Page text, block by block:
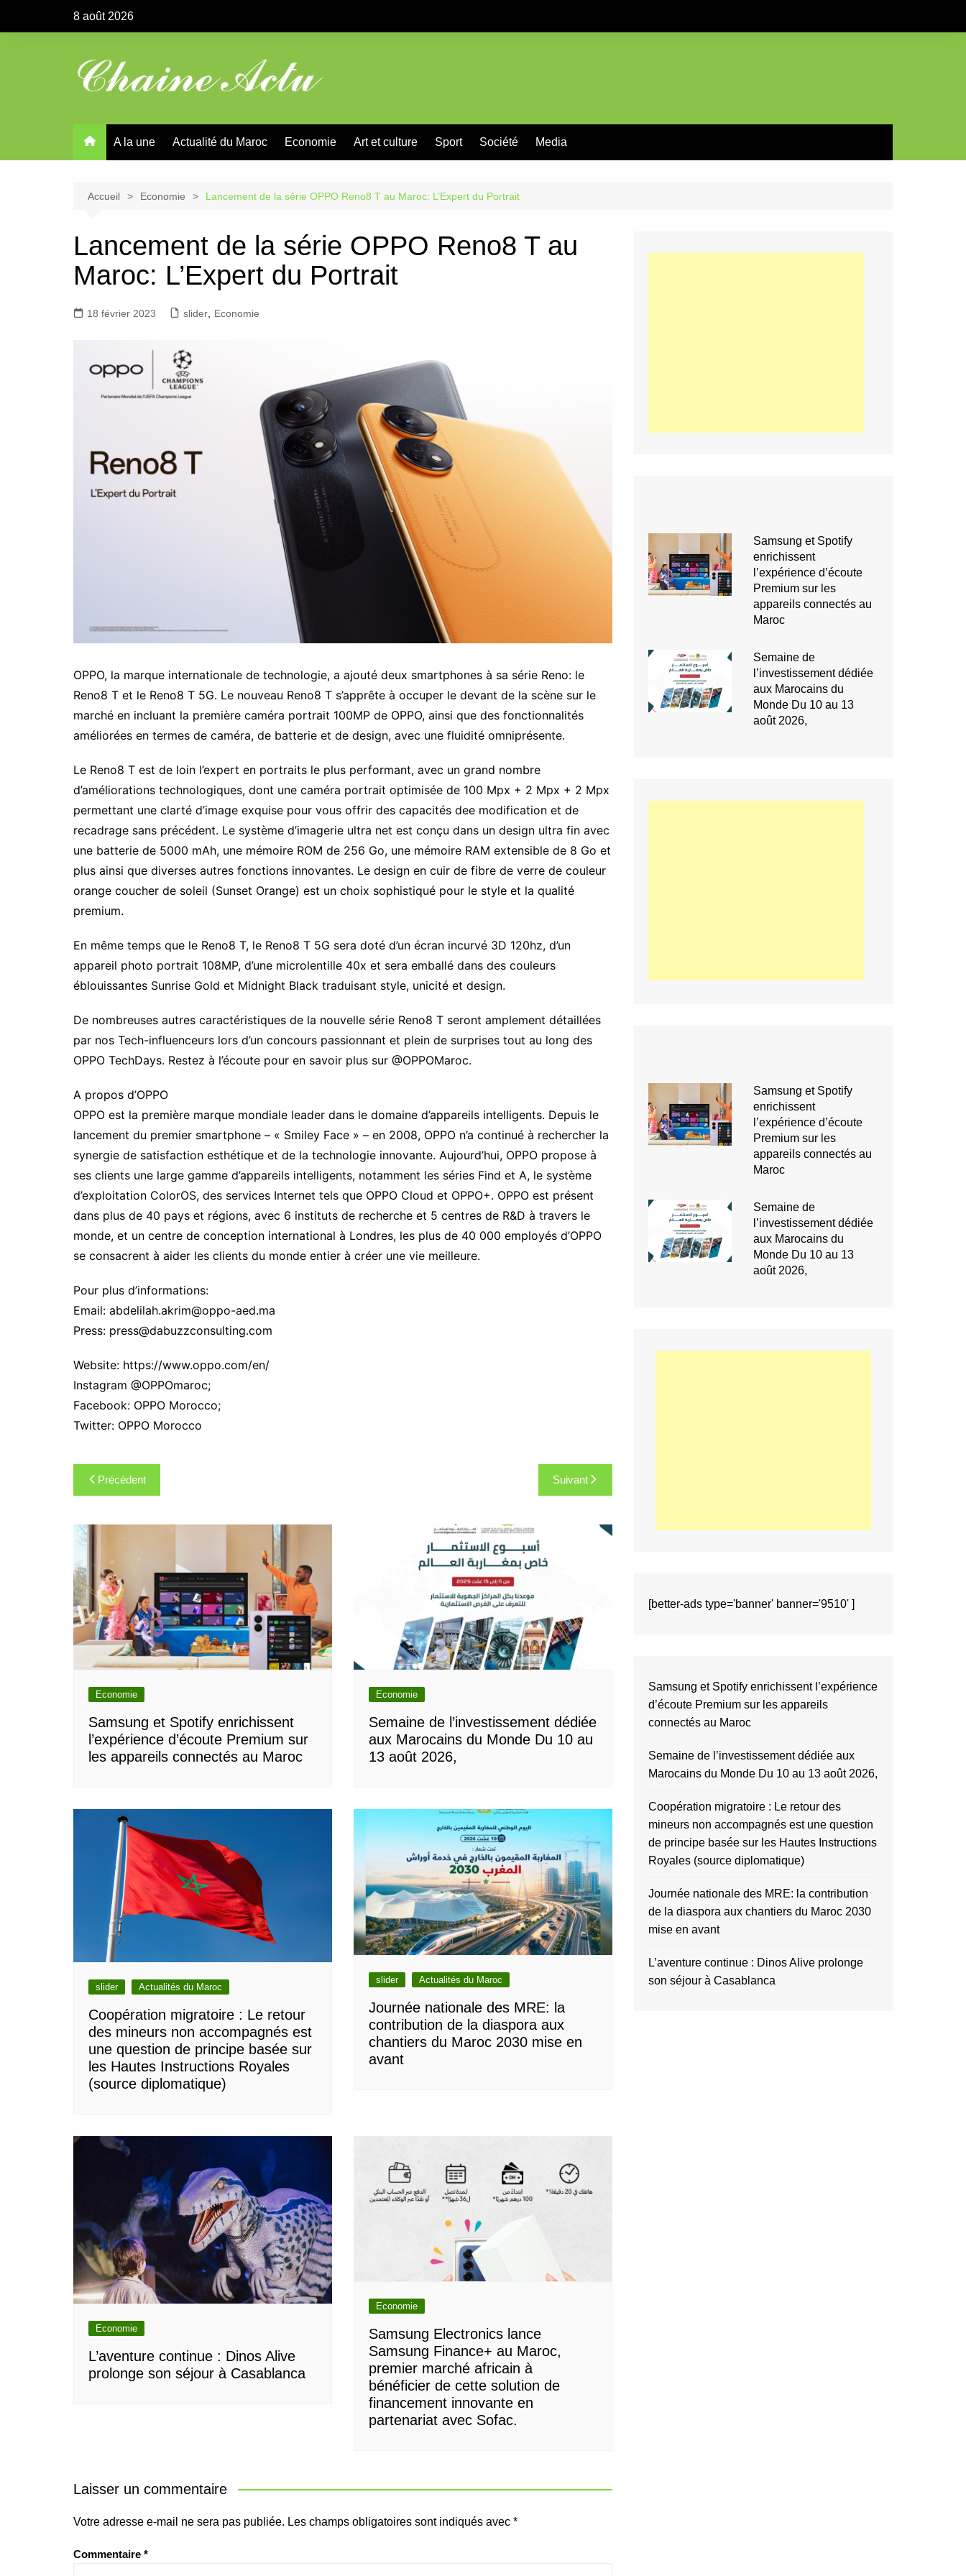
8 août 2026
A la une Actualité du Maroc Economie Art et culture Sport Société Media
Accueil Economie Lancement de la série OPPO Reno8 T au Maroc: L’Expert du Portrait
Lancement de la série OPPO Reno8 T au
Maroc: L’Expert du Portrait
18 février 2023 slider Economie
OPPO, la marque internationale de technologie, a ajouté deux smartphones à sa série Reno: le
Reno8 T et le Reno8 T 5G. Le nouveau Reno8 T s’apprête à occuper le devant de la scène sur le
marché en incluant la première caméra portrait 100MP de OPPO, ainsi que des fonctionnalités
améliorées en termes de caméra, de batterie et de design, avec une fluidité omniprésente.
Le Reno8 T est de loin l’expert en portraits le plus performant, avec un grand nombre
d’améliorations technologiques, dont une caméra portrait optimisée de 100 Mpx + 2 Mpx + 2 Mpx
permettant une clarté d’image exquise pour vous offrir des capacités dee modification et de
recadrage sans précédent. Le système d’imagerie ultra net est conçu dans un design ultra fin avec
une batterie de 5000 mAh, une mémoire ROM de 256 Go, une mémoire RAM extensible de 8 Go et
plus ainsi que diverses autres fonctions innovantes. Le design en cuir de fibre de verre de couleur
orange coucher de soleil (Sunset Orange) est un choix sophistiqué pour le style et la qualité
premium.
En même temps que le Reno8 T, le Reno8 T 5G sera doté d’un écran incurvé 3D 120hz, d’un
appareil photo portrait 108MP, d’une microlentille 40x et sera emballé dans des couleurs
éblouissantes Sunrise Gold et Midnight Black traduisant style, unicité et design.
De nombreuses autres caractéristiques de la nouvelle série Reno8 T seront amplement détaillées
par nos Tech-influenceurs lors d’un concours passionnant et plein de surprises tout au long des
OPPO TechDays. Restez à l’écoute pour en savoir plus sur @OPPOMaroc.
A propos d’OPPO
OPPO est la première marque mondiale leader dans le domaine d’appareils intelligents. Depuis le
lancement du premier smartphone – « Smiley Face » – en 2008, OPPO n’a continué à rechercher la
synergie de satisfaction esthétique et de la technologie innovante. Aujourd’hui, OPPO propose à
ses clients une large gamme d’appareils intelligents, notamment les séries Find et A, le système
d’exploitation ColorOS, des services Internet tels que OPPO Cloud et OPPO+. OPPO est présent
dans plus de 40 pays et régions, avec 6 instituts de recherche et 5 centres de R&D à travers le
monde, et un centre de conception international à Londres, les plus de 40 000 employés d’OPPO
se consacrent à aider les clients du monde entier à créer une vie meilleure.
Pour plus d’informations:
Email: abdelilah.akrim@oppo-aed.ma
Press: press@dabuzzconsulting.com
Website: https://www.oppo.com/en/
Instagram @OPPOmaroc;
Facebook: OPPO Morocco;
Twitter: OPPO Morocco
Navigation
de
l’article
Précédent Suivant
Economie
Samsung et Spotify enrichissent
l’expérience d’écoute Premium sur
les appareils connectés au Maroc
Economie
Semaine de l’investissement dédiée
aux Marocains du Monde Du 10 au
13 août 2026,
slider Actualités du Maroc
Coopération migratoire : Le retour
des mineurs non accompagnés est
une question de principe basée sur
les Hautes Instructions Royales
(source diplomatique)
slider Actualités du Maroc
Journée nationale des MRE: la
contribution de la diaspora aux
chantiers du Maroc 2030 mise en
avant
Economie
L’aventure continue : Dinos Alive
prolonge son séjour à Casablanca
Economie
Samsung Electronics lance
Samsung Finance+ au Maroc,
premier marché africain à
bénéficier de cette solution de
financement innovante en
partenariat avec Sofac.
Laisser un commentaire
Votre adresse e-mail ne sera pas publiée. Les champs obligatoires sont indiqués avec *
Commentaire *
Samsung et Spotify
enrichissent
l’expérience d’écoute
Premium sur les
appareils connectés au
Maroc
Semaine de
l’investissement dédiée
aux Marocains du
Monde Du 10 au 13
août 2026,
Samsung et Spotify
enrichissent
l’expérience d’écoute
Premium sur les
appareils connectés au
Maroc
Semaine de
l’investissement dédiée
aux Marocains du
Monde Du 10 au 13
août 2026,
[better-ads type='banner' banner='9510' ]
Samsung et Spotify enrichissent l’expérience
d’écoute Premium sur les appareils
connectés au Maroc
Semaine de l’investissement dédiée aux
Marocains du Monde Du 10 au 13 août 2026,
Coopération migratoire : Le retour des
mineurs non accompagnés est une question
de principe basée sur les Hautes Instructions
Royales (source diplomatique)
Journée nationale des MRE: la contribution
de la diaspora aux chantiers du Maroc 2030
mise en avant
L’aventure continue : Dinos Alive prolonge
son séjour à Casablanca